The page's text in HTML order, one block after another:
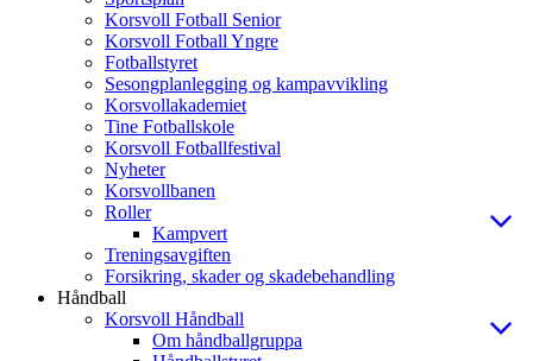
Korsvoll Fotball Senior
Korsvoll Fotball Yngre
Fotballstyret
Sesongplanlegging og kampavvikling
Korsvollakademiet
Tine Fotballskole
Korsvoll Fotballfestival
Nyheter
Korsvollbanen
Roller
Kampvert
Treningsavgiften
Forsikring, skader og skadebehandling
Håndball
Korsvoll Håndball
Om håndballgruppa